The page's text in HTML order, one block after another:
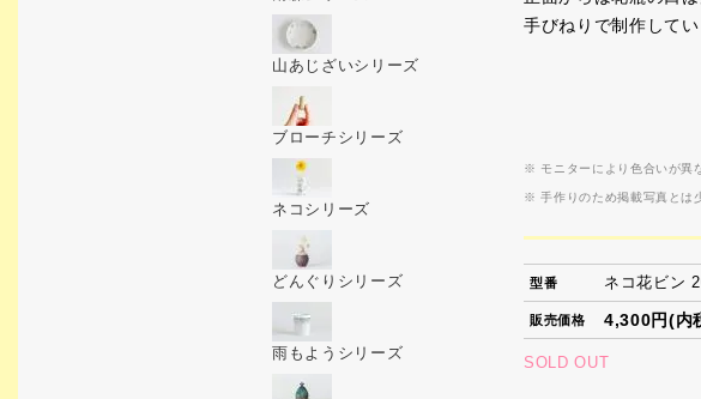
手びねりで制作してい
※ モニターにより色合いが異
※ 手作りのため掲載写真とは
型番 ネコ花ビン
販売価格 4,300円(内
SOLD OUT
山あじざいシリーズ
ブローチシリーズ
ネコシリーズ
どんぐりシリーズ
雨もようシリーズ